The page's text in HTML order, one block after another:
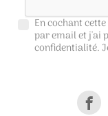
En cochant
par email et j'ai
confidentialité.